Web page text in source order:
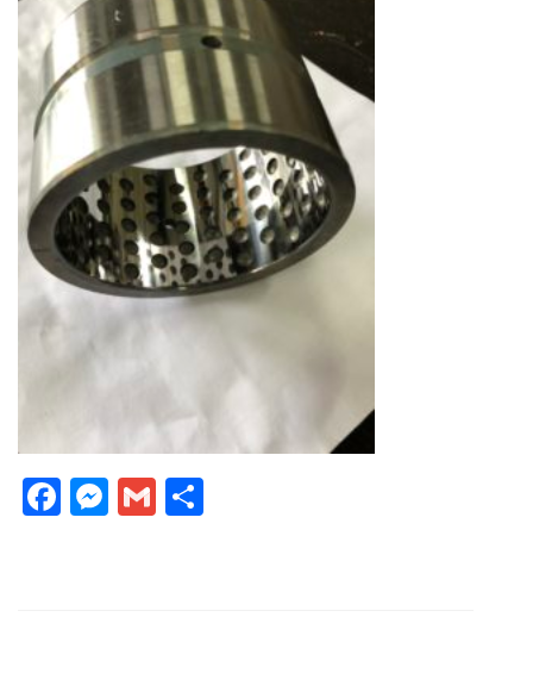
Facebook
Messenger
Gmail